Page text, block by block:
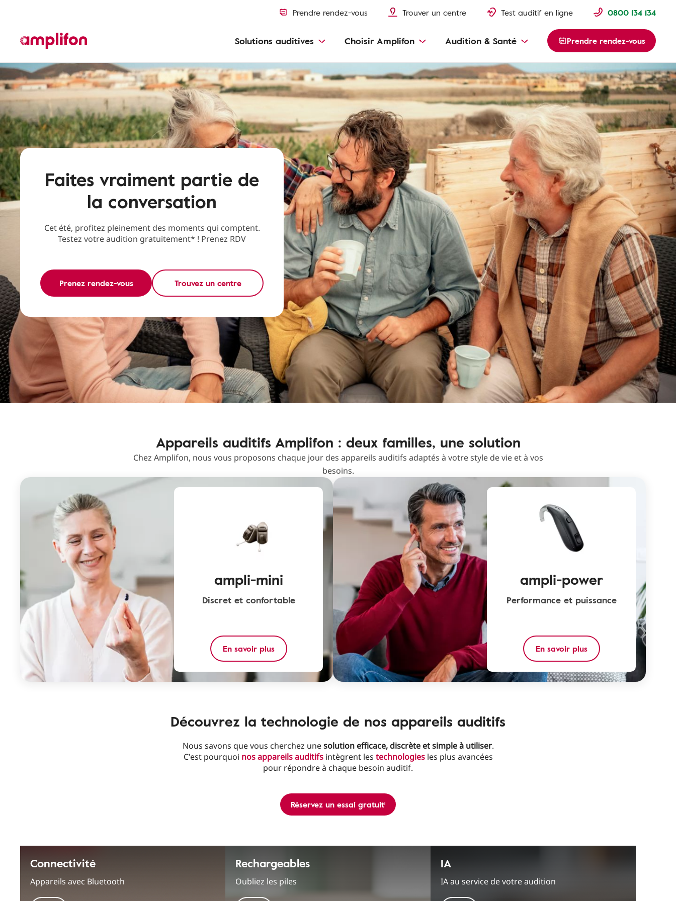
Prendre rendez-vous Trouver un centre Test auditif en ligne 0800 134 134
Solutions auditives Choisir Amplifon Audition & Santé Prendre rendez-vous
Faites vraiment partie de
la conversation
Cet été, profitez pleinement des moments qui comptent.
Testez votre audition gratuitement* ! Prenez RDV
Prenez rendez-vous Trouvez un centre
Appareils auditifs Amplifon : deux familles, une solution
Chez Amplifon, nous vous proposons chaque jour des appareils auditifs adaptés à votre style de vie et à vos
besoins.
ampli-mini
Discret et confortable
En savoir plus
ampli-power
Performance et puissance
En savoir plus
Découvrez la technologie de nos appareils auditifs
Nous savons que vous cherchez unesolution efficace, discrète et simple à utiliser.
C'est pourquoi nos appareils auditifsintègrent les technologies les plus avancées
pour répondre à chaque besoin auditif.
Réservez un essai gratuit¹
Connectivité
Appareils avec Bluetooth
Rechargeables
Oubliez les piles
IA
IA au service de votre audition